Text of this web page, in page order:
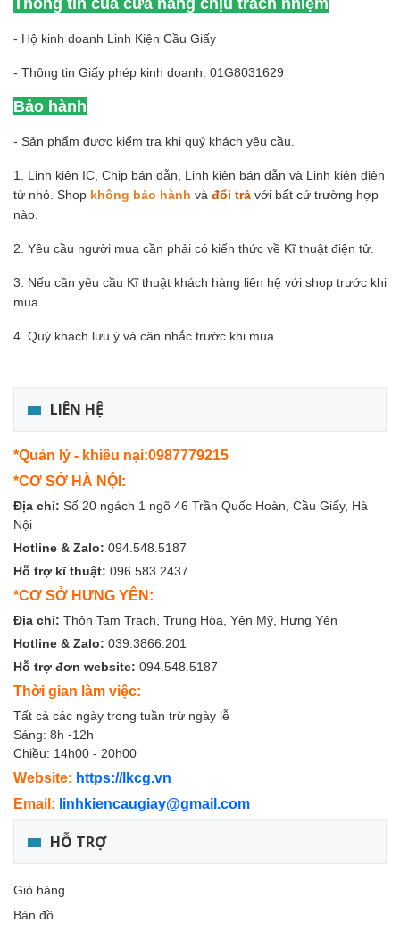
Thông tin của cửa hàng chịu trách nhiệm
- Hộ kinh doanh Linh Kiện Cầu Giấy
- Thông tin Giấy phép kinh doanh: 01G8031629
Bảo hành
- Sản phẩm được kiểm tra khi quý khách yêu cầu.
1. Linh kiện IC, Chip bán dẫn, Linh kiện bán dẫn và Linh kiện điện
tử nhỏ. Shop không bảo hành và đổi trả với bất cứ trường hợp
nào.
2. Yêu cầu người mua cần phải có kiến thức về Kĩ thuật điện tử.
3. Nếu cần yêu cầu Kĩ thuật khách hàng liên hệ với shop trước khi
mua
4. Quý khách lưu ý và cân nhắc trước khi mua.
LIÊN HỆ
*Quản lý - khiếu nại:0987779215
*CƠ SỞ HÀ NỘI:
Địa chỉ: Số 20 ngách 1 ngõ 46 Trần Quốc Hoàn, Cầu Giấy, Hà
Nội
Hotline & Zalo: 094.548.5187
Hỗ trợ kĩ thuật: 096.583.2437
*CƠ SỞ HƯNG YÊN:
Địa chỉ: Thôn Tam Trạch, Trung Hòa, Yên Mỹ, Hưng Yên
Hotline & Zalo: 039.3866.201
Hỗ trợ đơn website: 094.548.5187
Thời gian làm việc:
Tất cả các ngày trong tuần trừ ngày lễ
Sáng: 8h -12h
Chiều: 14h00 - 20h00
Website: https://lkcg.vn
Email: linhkiencaugiay@gmail.com
HỖ TRỢ
Giỏ hàng
Bản đồ